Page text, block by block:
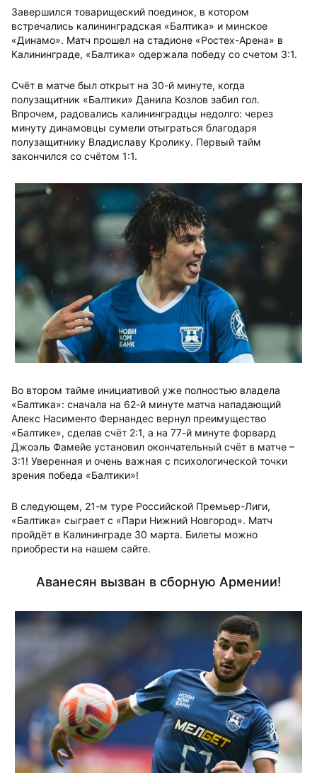
Завершился товарищеский поединок, в котором
встречались калининградская «Балтика» и минское
«Динамо». Матч прошел на стадионе «Ростех-Арена» в
Калининграде, «Балтика» одержала победу со счетом 3:1.
Счёт в матче был открыт на 30-й минуте, когда
полузащитник «Балтики» Данила Козлов забил гол.
Впрочем, радовались калининградцы недолго: через
минуту динамовцы сумели отыграться благодаря
полузащитнику Владиславу Кролику. Первый тайм
закончился со счётом 1:1.
Во втором тайме инициативой уже полностью владела
«Балтика»: сначала на 62-й минуте матча нападающий
Алекс Насименто Фернандес вернул преимущество
«Балтике», сделав счёт 2:1, а на 77-й минуте форвард
Джоэль Фамейе установил окончательный счёт в матче –
3:1! Уверенная и очень важная с психологической точки
зрения победа «Балтики»!
В следующем, 21-м туре Российской Премьер-Лиги,
«Балтика» сыграет с «Пари Нижний Новгород». Матч
пройдёт в Калининграде 30 марта. Билеты можно
приобрести на нашем сайте.
Аванесян вызван в сборную Армении!